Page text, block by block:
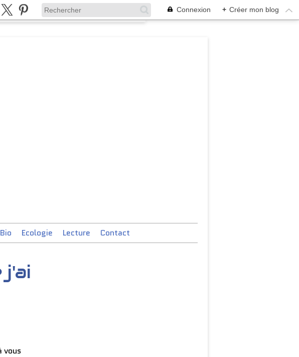
Connexion + Créer mon blog
Bio Ecologie Lecture Contact
j'ai
vous